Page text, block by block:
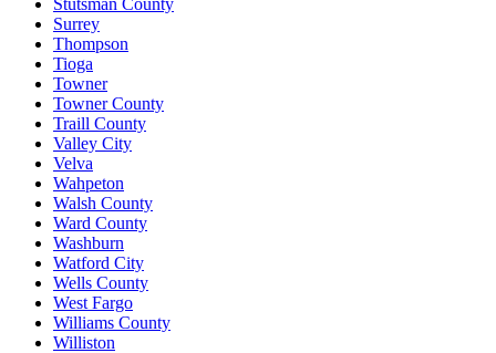
Surrey
Thompson
Tioga
Towner
Towner County
Traill County
Valley City
Velva
Wahpeton
Walsh County
Ward County
Washburn
Watford City
Wells County
West Fargo
Williams County
Williston